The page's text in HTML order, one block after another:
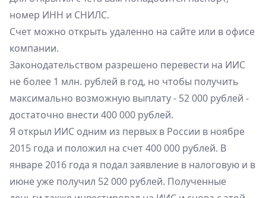
номер ИНН и СНИЛС.
Счет можно открыть удаленно на сайте или в офисе
компании.
Законодательством разрешено перевести на ИИС
не более 1 млн. рублей в год, но чтобы получить
максимально возможную выплату - 52 000 рублей -
достаточно внести 400 000 рублей.
Я открыл ИИС одним из первых в России в ноябре
2015 года и положил на счет 400 000 рублей. В
январе 2016 года я подал заявление в налоговую и в
июне уже получил 52 000 рублей. Полученные